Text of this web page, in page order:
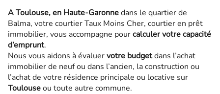
A Toulouse, en Haute-Garonnedans le quartier de
Balma, votre courtier Taux Moins Cher, courtier en prêt
immobilier, vous accompagne pourcalculer votre capacité
d’emprunt.
Nous vous aidons à évaluervotre budgetdans l’achat
immobilier de neuf ou dans l’ancien, la construction ou
l’achat de votre résidence principale ou locative sur
Toulouseou toute autre commune.